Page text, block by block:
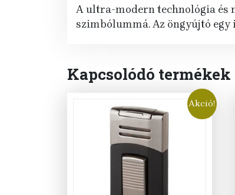
A ultra-modern technológia és
szimbólummá. Az öngyújtó
Kapcsolódó termékek
Akció!